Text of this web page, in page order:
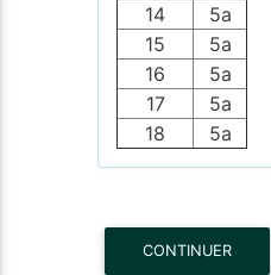
14
5a
15
5a
16
5a
17
5a
18
5a
CONTINUER